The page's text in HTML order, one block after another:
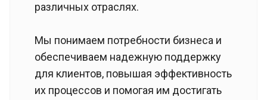
различных отраслях.
Мы понимаем потребности бизнеса и
обеспечиваем надежную поддержку
для клиентов, повышая эффективность
их процессов и помогая им достигать